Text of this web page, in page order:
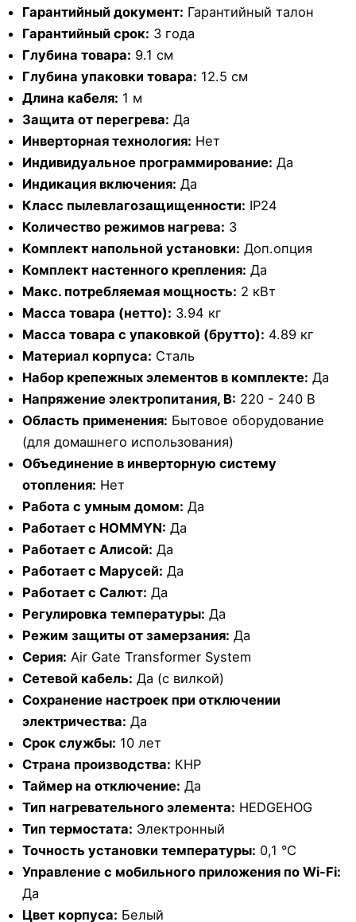
Гарантийный документ: Гарантийный талон
Гарантийный срок: 3 года
Глубина товара: 9.1 см
Глубина упаковки товара: 12.5 см
Длина кабеля: 1 м
Защита от перегрева: Да
Инверторная технология: Нет
Индивидуальное программирование: Да
Индикация включения: Да
Класс пылевлагозащищенности: IP24
Количество режимов нагрева: 3
Комплект напольной установки: Доп.опция
Комплект настенного крепления: Да
Макс. потребляемая мощность: 2 кВт
Масса товара (нетто): 3.94 кг
Масса товара с упаковкой (брутто): 4.89 кг
Материал корпуса: Сталь
Набор крепежных элементов в комплекте: Да
Напряжение электропитания, В: 220 - 240 В
Область применения: Бытовое оборудование
(для домашнего использования)
Объединение в инверторную систему
отопления: Нет
Работа с умным домом: Да
Работает с HOMMYN: Да
Работает с Алисой: Да
Работает с Марусей: Да
Работает с Салют: Да
Регулировка температуры: Да
Режим защиты от замерзания: Да
Серия: Air Gate Transformer System
Сетевой кабель: Да (с вилкой)
Сохранение настроек при отключении
электричества: Да
Срок службы: 10 лет
Страна производства: КНР
Таймер на отключение: Да
Тип нагревательного элемента: HEDGEHOG
Тип термостата: Электронный
Точность установки температуры: 0,1 °С
Управление c мобильного приложения по Wi-Fi:
Да
Цвет корпуса: Белый